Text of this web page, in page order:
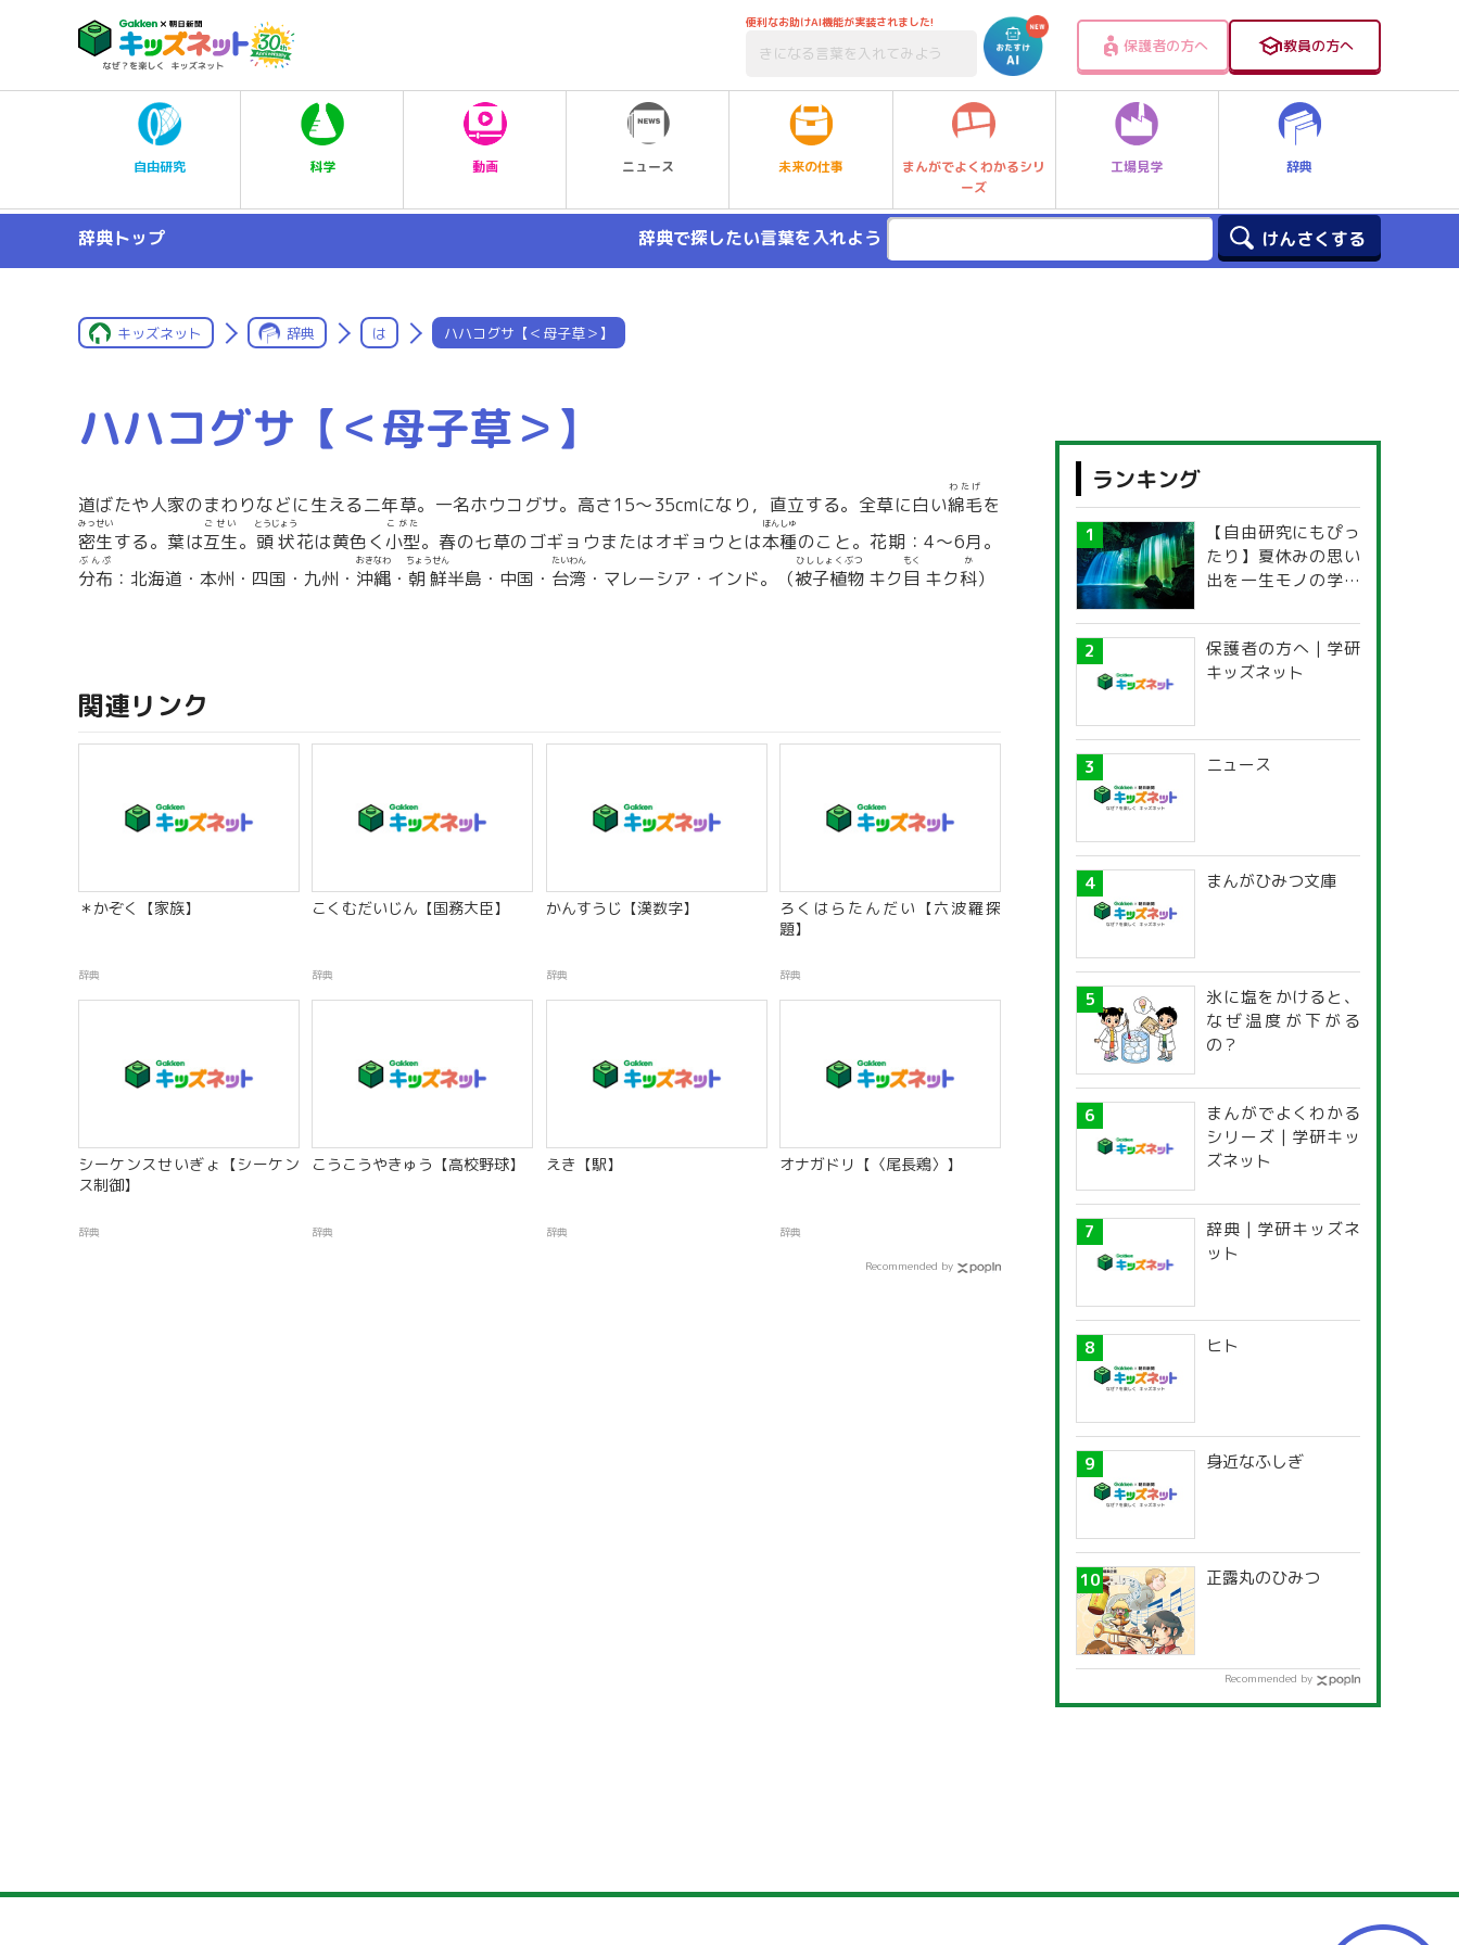
便利なお助けAI機能が実装されました!
保護者の方へ 教員の方へ
自由研究 科学 動画 ニュース 未来の仕事
まんがでよくわかるシリ
ーズ
工場見学 辞典
辞典トップ 辞典で探したい言葉を入れよう
キッズネット 辞典 は ハハコグサ【＜母子草＞】
ハハコグサ【＜母子草＞】
道ばたや人家のまわりなどに生える二年草。一名ホウコグサ。高さ15〜35cmになり，直立する。全草に白い綿毛
わたげ
を
密生
みっせい
する。葉は互生
ごせい
。 頭状
とうじょう
花は黄色く小型
こがた
。春の七草のゴギョウまたはオギョウとは本種
ほんしゅ
のこと。花期：4〜6月。
分布
ぶんぷ
：北海道・本州・四国・九州・ 沖縄
おきなわ
・ 朝鮮
ちょうせん
半島・中国・ 台湾
たいわん
・マレーシア・インド。（被子植物
ひししょくぶつ
キク目
もく
キク科
か
）
関連リンク
＊かぞく【家族】
辞典
こくむだいじん【国務大臣】
辞典
かんすうじ【漢数字】
辞典
ろくはらたんだい【六波羅探
題】
辞典
シーケンスせいぎょ【シーケン
ス制御】
辞典
こうこうやきゅう【高校野球】
辞典
えき【駅】
辞典
オナガドリ【〈尾長鶏〉】
辞典
Recommended by
ランキング
【自由研究にもぴっ
たり】夏休みの思い
出を一生モノの学び
探究ガイド
保護者の方へ | 学研
キッズネット
ニュース
まんがひみつ文庫
氷に塩をかけると、
なぜ温度が下がる
の？
まんがでよくわかる
シリーズ | 学研キッ
ズネット
辞典 | 学研キッズネ
ット
ヒト
身近なふしぎ
正露丸のひみつ
Recommended by